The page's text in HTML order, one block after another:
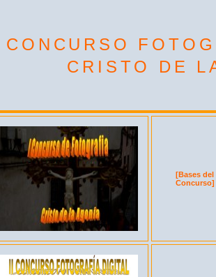
CONCURSO
CRISTO DE
[Bases del
Concurso]